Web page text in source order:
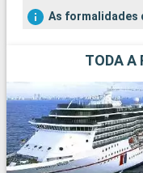
As formalidades
TODA A